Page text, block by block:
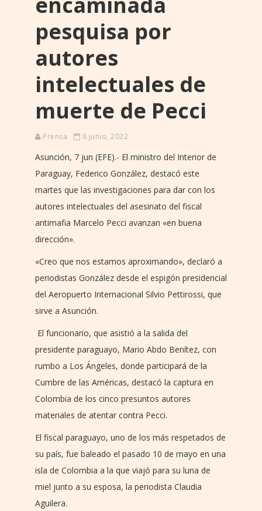
pesquisa por
autores
intelectuales de
muerte de Pecci
Prensa 8 junio, 2022
Asunción, 7 jun (EFE).- El ministro del Interior de
Paraguay, Federico González, destacó este
martes que las investigaciones para dar con los
autores intelectuales del asesinato del fiscal
antimafia Marcelo Pecci avanzan «en buena
dirección».
«Creo que nos estamos aproximando», declaró a
periodistas González desde el espigón presidencial
del Aeropuerto Internacional Silvio Pettirossi, que
sirve a Asunción.
El funcionario, que asistió a la salida del
presidente paraguayo, Mario Abdo Benítez, con
rumbo a Los Ángeles, donde participará de la
Cumbre de las Américas, destacó la captura en
Colombia de los cinco presuntos autores
materiales de atentar contra Pecci.
El fiscal paraguayo, uno de los más respetados de
su país, fue baleado el pasado 10 de mayo en una
isla de Colombia a la que viajó para su luna de
miel junto a su esposa, la periodista Claudia
Aguilera.